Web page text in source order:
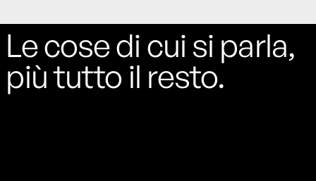
Le cose di cui si parla,
più tutto il resto.